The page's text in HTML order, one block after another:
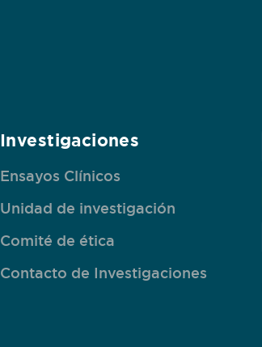
Investigaciones
Ensayos Clínicos
Unidad de investigación
Comité de ética
Contacto de Investigaciones